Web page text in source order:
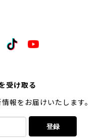
受け取る
報をお届けいたします。
登録